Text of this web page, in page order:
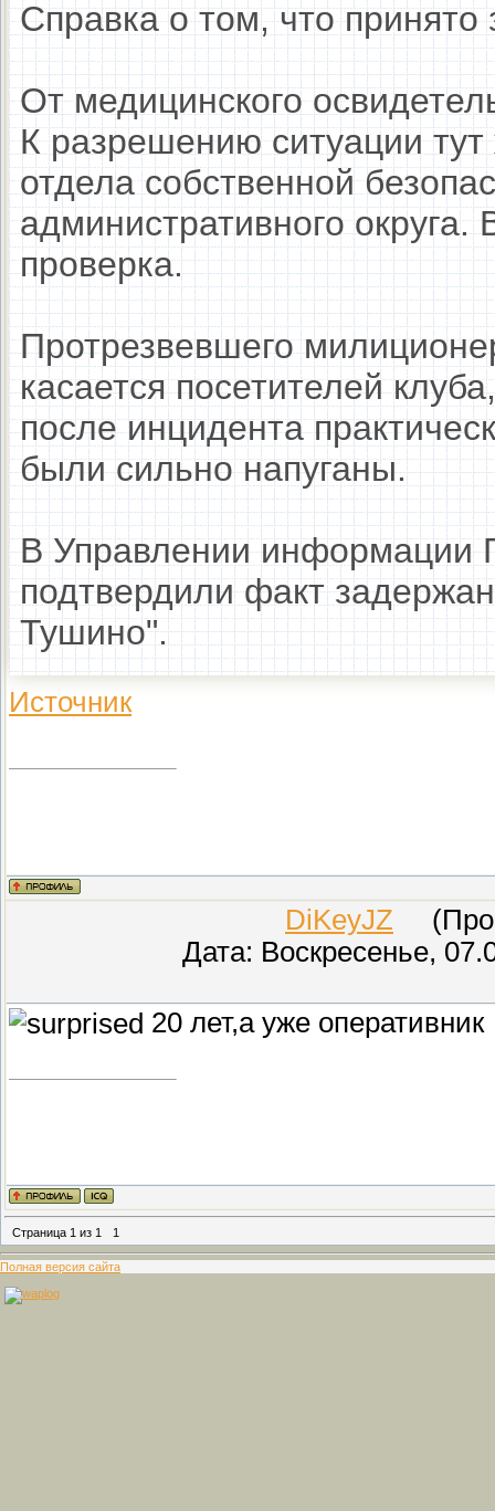
Справка о том, что
От медицинского
К разрешению ситуации
отдела собственной
административного
проверка.
Протрезвевшего
касается посетителей
после инцидента
были сильно напуганы.
В Управлении информации
подтвердили факт
Тушино".
Источник
DiKeyJZ
Дата: Воскресенье,
20 лет,а уже оперативник
Страница 1 из 1 1
Полная версия сайта